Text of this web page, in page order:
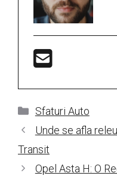
Categorii
Sfaturi Auto
Unde se afla
Transit
Opel Asta H: O